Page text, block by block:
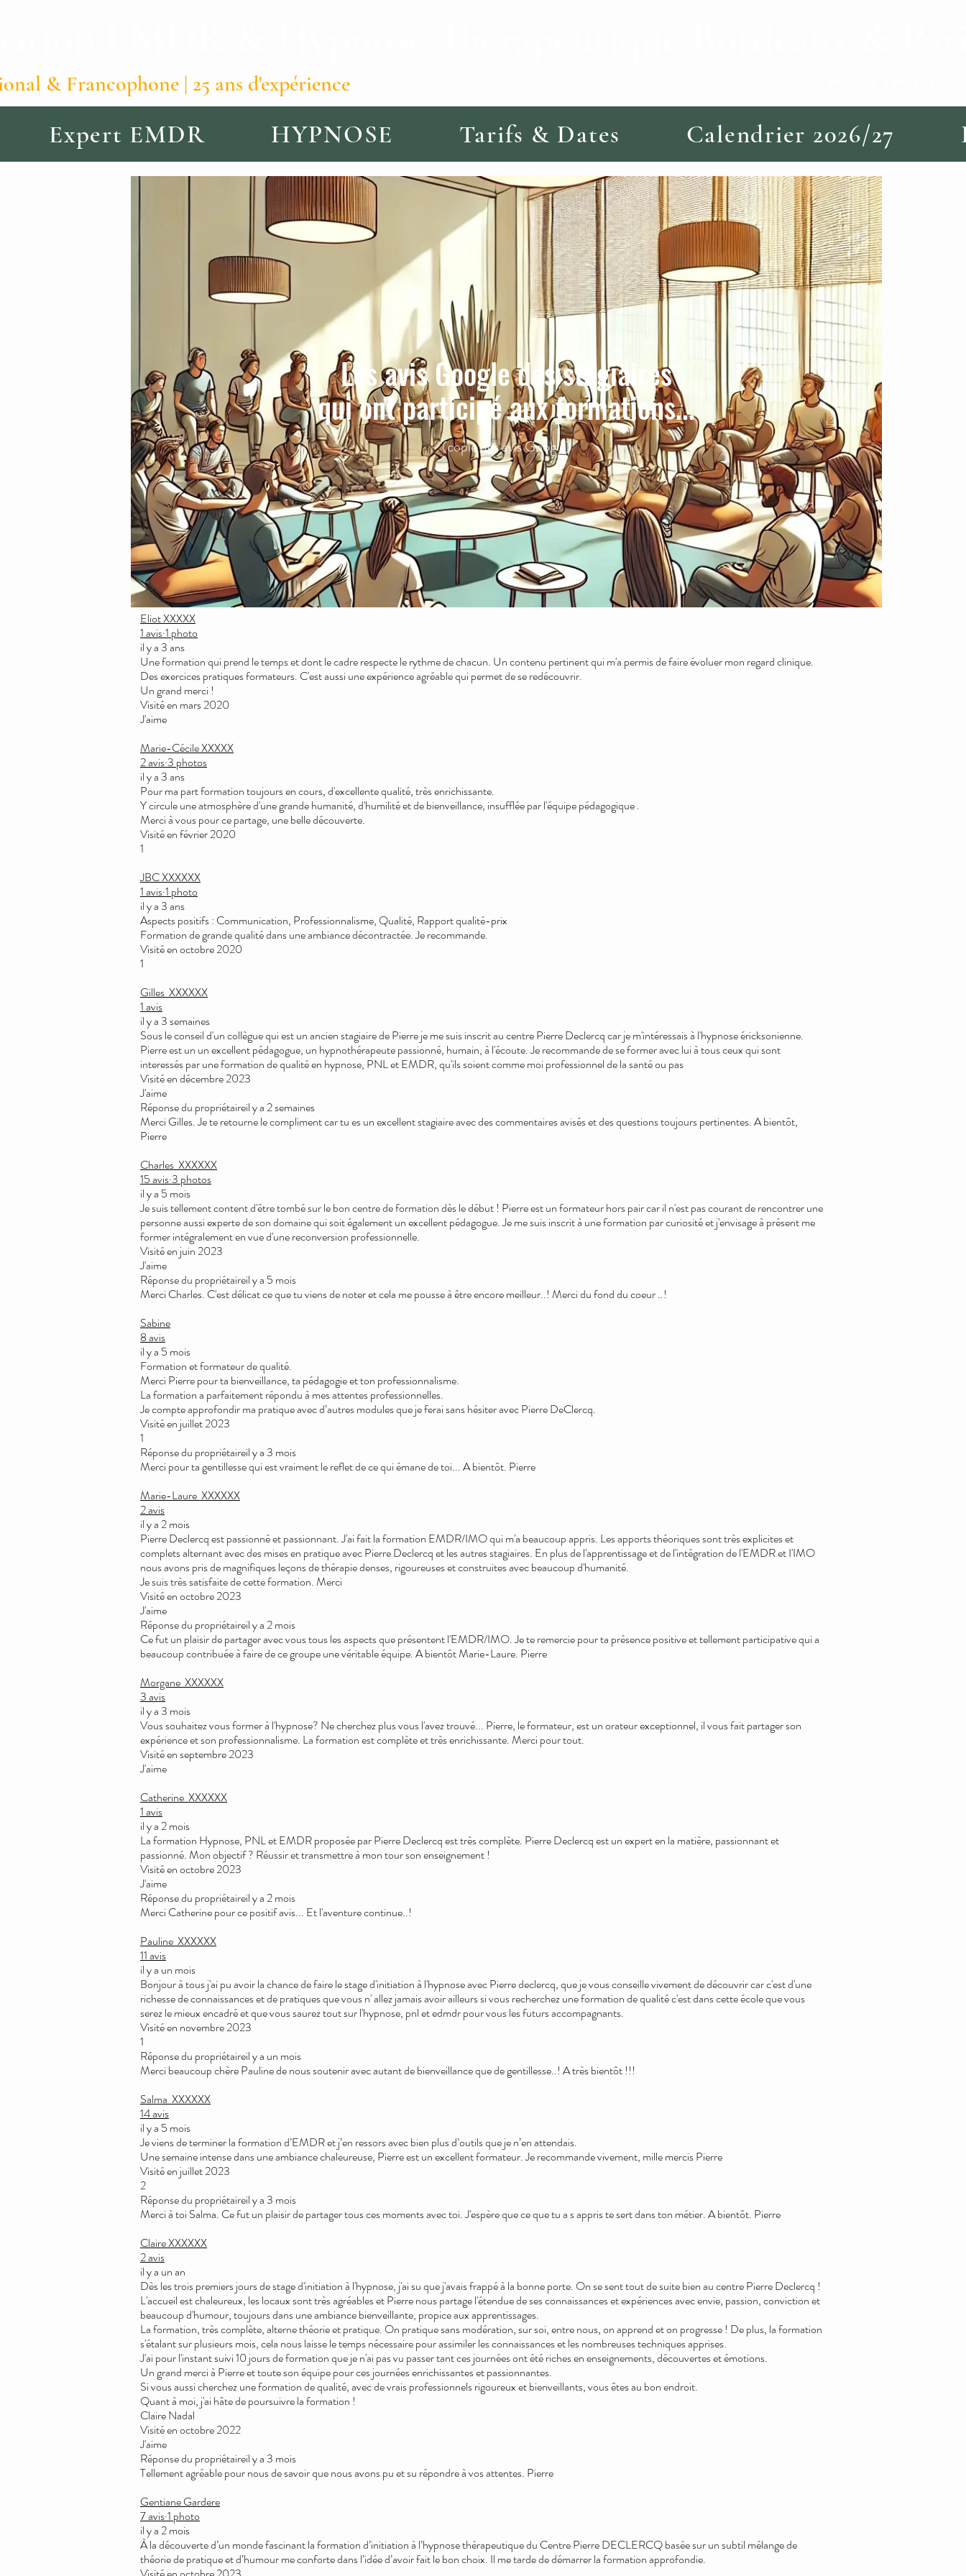
& Francophone | 25 ans d'expérience
Expert EMDR HYPNOSE Tarifs & Dates Calendrier 2026/27
Les avis Google des stagiaires
qui ont participé aux formations...
(copie des avis Google)
Eliot XXXXX
1 avis·1 photo
il y a 3 ans
Une formation qui prend le temps et dont le cadre respecte le rythme de chacun. Un contenu pertinent qui m'a permis de faire évoluer mon regard clinique.
Des exercices pratiques formateurs. C'est aussi une expérience agréable qui permet de se redécouvrir.
Un grand merci !
Visité en mars 2020
J'aime
Marie-Cécile XXXXX
2 avis·3 photos
il y a 3 ans
Pour ma part formation toujours en cours, d'excellente qualité, très enrichissante.
Y circule une atmosphère d'une grande humanité, d'humilité et de bienveillance, insufflée par l'équipe pédagogique .
Merci à vous pour ce partage, une belle découverte.
Visité en février 2020
1
JBC XXXXXX
1 avis·1 photo
il y a 3 ans
Aspects positifs : Communication, Professionnalisme, Qualité, Rapport qualité-prix
Formation de grande qualité dans une ambiance décontractée. Je recommande.
Visité en octobre 2020
1
Gilles XXXXXX
1 avis
il y a 3 semaines
Sous le conseil d'un collègue qui est un ancien stagiaire de Pierre je me suis inscrit au centre Pierre Declercq car je m'intéressais à l'hypnose éricksonienne.
Pierre est un un excellent pédagogue, un hypnothérapeute passionné, humain, à l'écoute. Je recommande de se former avec lui à tous ceux qui sont
interessés par une formation de qualité en hypnose, PNL et EMDR, qu'ils soient comme moi professionnel de la santé ou pas
Visité en décembre 2023
J'aime
Réponse du propriétaireil y a 2 semaines
Merci Gilles. Je te retourne le compliment car tu es un excellent stagiaire avec des commentaires avisés et des questions toujours pertinentes. A bientôt,
Pierre
Charles XXXXXX
15 avis·3 photos
il y a 5 mois
Je suis tellement content d'être tombé sur le bon centre de formation dès le début ! Pierre est un formateur hors pair car il n'est pas courant de rencontrer une
personne aussi experte de son domaine qui soit également un excellent pédagogue. Je me suis inscrit à une formation par curiosité et j'envisage à présent me
former intégralement en vue d'une reconversion professionnelle.
Visité en juin 2023
J'aime
Réponse du propriétaireil y a 5 mois
Merci Charles. C'est délicat ce que tu viens de noter et cela me pousse à être encore meilleur..! Merci du fond du coeur ..!
Sabine
8 avis
il y a 5 mois
Formation et formateur de qualité.
Merci Pierre pour ta bienveillance, ta pédagogie et ton professionnalisme.
La formation a parfaitement répondu à mes attentes professionnelles.
Je compte approfondir ma pratique avec d’autres modules que je ferai sans hésiter avec Pierre DeClercq.
Visité en juillet 2023
1
Réponse du propriétaireil y a 3 mois
Merci pour ta gentillesse qui est vraiment le reflet de ce qui émane de toi... A bientôt. Pierre
Marie-Laure XXXXXX
2 avis
il y a 2 mois
Pierre Declercq est passionné et passionnant. J'ai fait la formation EMDR/IMO qui m'a beaucoup appris. Les apports théoriques sont très explicites et
complets alternant avec des mises en pratique avec Pierre Declercq et les autres stagiaires. En plus de l'apprentissage et de l'intégration de l'EMDR et I'IMO
nous avons pris de magnifiques leçons de thérapie denses, rigoureuses et construites avec beaucoup d'humanité.
Je suis très satisfaite de cette formation. Merci
Visité en octobre 2023
J'aime
Réponse du propriétaireil y a 2 mois
Ce fut un plaisir de partager avec vous tous les aspects que présentent l'EMDR/IMO. Je te remercie pour ta présence positive et tellement participative qui a
beaucoup contribuée à faire de ce groupe une véritable équipe. A bientôt Marie-Laure. Pierre
Morgane XXXXXX
3 avis
il y a 3 mois
Vous souhaitez vous former à l'hypnose? Ne cherchez plus vous l'avez trouvé... Pierre, le formateur, est un orateur exceptionnel, il vous fait partager son
expérience et son professionnalisme. La formation est complète et très enrichissante. Merci pour tout.
Visité en septembre 2023
J'aime
Catherine XXXXXX
1 avis
il y a 2 mois
La formation Hypnose, PNL et EMDR proposée par Pierre Declercq est très complète. Pierre Declercq est un expert en la matière, passionnant et
passionné. Mon objectif ? Réussir et transmettre à mon tour son enseignement !
Visité en octobre 2023
J'aime
Réponse du propriétaireil y a 2 mois
Merci Catherine pour ce positif avis... Et l'aventure continue..!
Pauline XXXXXX
11 avis
il y a un mois
Bonjour à tous j'ai pu avoir la chance de faire le stage d'initiation à l'hypnose avec Pierre declercq, que je vous conseille vivement de découvrir car c'est d'une
richesse de connaissances et de pratiques que vous n' allez jamais avoir ailleurs si vous recherchez une formation de qualité c'est dans cette école que vous
serez le mieux encadré et que vous saurez tout sur l'hypnose, pnl et edmdr pour vous les futurs accompagnants.
Visité en novembre 2023
1
Réponse du propriétaireil y a un mois
Merci beaucoup chère Pauline de nous soutenir avec autant de bienveillance que de gentillesse..! A très bientôt !!!
Salma XXXXXX
14 avis
il y a 5 mois
Je viens de terminer la formation d’EMDR et j’en ressors avec bien plus d’outils que je n’en attendais.
Une semaine intense dans une ambiance chaleureuse, Pierre est un excellent formateur. Je recommande vivement, mille mercis Pierre
Visité en juillet 2023
2
Réponse du propriétaireil y a 3 mois
Merci à toi Salma. Ce fut un plaisir de partager tous ces moments avec toi. J'espère que ce que tu a s appris te sert dans ton métier. A bientôt. Pierre
ClaireXXXXXX
2 avis
il y a un an
Dès les trois premiers jours de stage d'initiation à l'hypnose, j'ai su que j'avais frappé à la bonne porte. On se sent tout de suite bien au centre Pierre Declercq !
L'accueil est chaleureux, les locaux sont très agréables et Pierre nous partage l'étendue de ses connaissances et expériences avec envie, passion, conviction et
beaucoup d'humour, toujours dans une ambiance bienveillante, propice aux apprentissages.
La formation, très complète, alterne théorie et pratique. On pratique sans modération, sur soi, entre nous, on apprend et on progresse ! De plus, la formation
s'étalant sur plusieurs mois, cela nous laisse le temps nécessaire pour assimiler les connaissances et les nombreuses techniques apprises.
J'ai pour l'instant suivi 10 jours de formation que je n'ai pas vu passer tant ces journées ont été riches en enseignements, découvertes et émotions.
Un grand merci à Pierre et toute son équipe pour ces journées enrichissantes et passionnantes.
Si vous aussi cherchez une formation de qualité, avec de vrais professionnels rigoureux et bienveillants, vous êtes au bon endroit.
Quant à moi, j'ai hâte de poursuivre la formation !
Claire Nadal
Visité en octobre 2022
J'aime
Réponse du propriétaireil y a 3 mois
Tellement agréable pour nous de savoir que nous avons pu et su répondre à vos attentes. Pierre
Gentiane Gardere
7 avis·1 photo
il y a 2 mois
À la découverte d’un monde fascinant la formation d’initiation à l’hypnose thérapeutique du Centre Pierre DECLERCQ basée sur un subtil mélange de
théorie de pratique et d’humour me conforte dans l’idée d’avoir fait le bon choix. Il me tarde de démarrer la formation approfondie.